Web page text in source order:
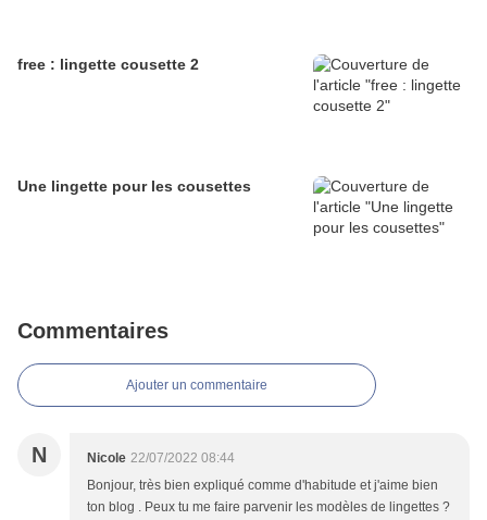
free : lingette cousette 2
Une lingette pour les cousettes
Commentaires
Ajouter un commentaire
N Nicole 22/07/2022 08:44
Bonjour, très bien expliqué comme d'habitude et j'aime bien
ton blog . Peux tu me faire parvenir les modèles de lingettes ?